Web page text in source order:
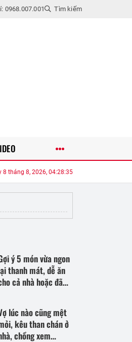
0968.007.001 Tìm kiếm
sát phòng ngủ thì sững sờ
8 tháng 8, 2026, 04:28:36
ý 5 món vừa ngon
thanh mát, dễ ăn
cả nhà hoặc đãi
lúc nào cũng mệt
kêu than chán ở
chồng xem